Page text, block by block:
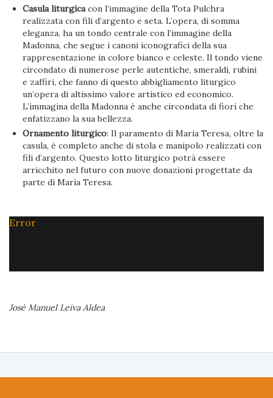
Casula liturgicacon l’immagine della Tota Pulchra
realizzata con fili d’argento e seta. L’opera, di somma
eleganza, ha un tondo centrale con l’immagine della
Madonna, che segue i canoni iconografici della sua
rappresentazione in colore bianco e celeste. Il tondo viene
circondato di numerose perle autentiche, smeraldi, rubini
e zaffiri, che fanno di questo abbigliamento liturgico
un’opera di altissimo valore artistico ed economico.
L’immagina della Madonna è anche circondata di fiori che
enfatizzano la sua bellezza.
Ornamento liturgico: Il paramento di Maria Teresa, oltre la
casula, è completo anche di stola e manipolo realizzati con
fili d’argento. Questo lotto liturgico potrà essere
arricchito nel futuro con nuove donazioni progettate da
parte di María Teresa.
Error
José Manuel Leiva Aldea